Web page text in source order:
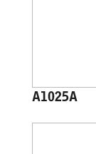
A1025A